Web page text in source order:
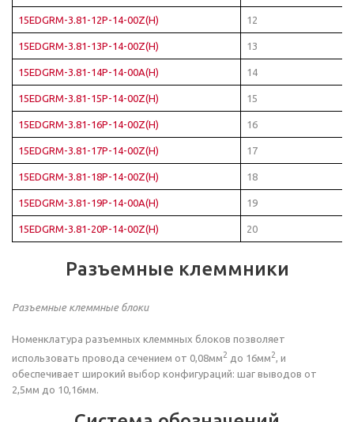
15EDGRM-3.81-12P-14-00Z(H) 12
15EDGRM-3.81-13P-14-00Z(H) 13
15EDGRM-3.81-14P-14-00A(H) 14
15EDGRM-3.81-15P-14-00Z(H) 15
15EDGRM-3.81-16P-14-00Z(H) 16
15EDGRM-3.81-17P-14-00Z(H) 17
15EDGRM-3.81-18P-14-00Z(H) 18
15EDGRM-3.81-19P-14-00A(H) 19
15EDGRM-3.81-20P-14-00Z(H) 20
Разъемные клеммники
Разъемные клеммные блоки
Номенклатура разъемных клеммных блоков позволяет
использовать провода сечением от 0,08мм2 до 16мм2, и
обеспечивает широкий выбор конфигураций: шаг выводов от
2,5мм до 10,16мм.